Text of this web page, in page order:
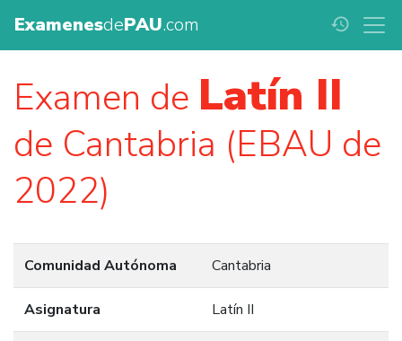
ExamenesdePAU.com history
Examen de Latín II
de Cantabria (EBAU de
2022)
Comunidad Autónoma Cantabria
Asignatura Latín II